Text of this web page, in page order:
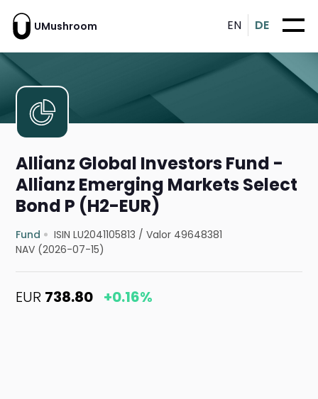
UMushroom EN DE
Allianz Global Investors Fund -
Allianz Emerging Markets Select
Bond P (H2-EUR)
Fund ISIN LU2041105813 /Valor 49648381
NAV (2026-07-15)
EUR 738.80 +0.16%